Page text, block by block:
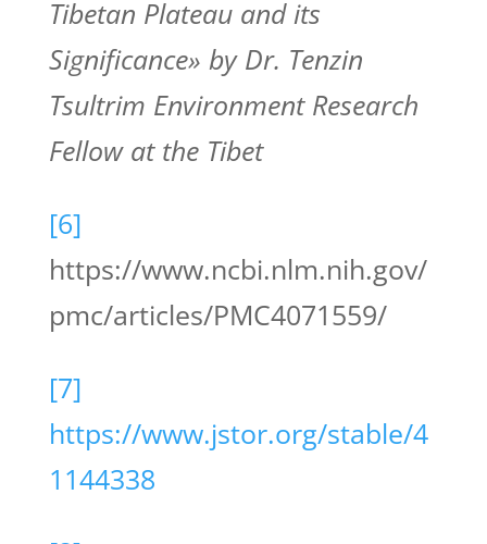
Tibetan Plateau and its
Significance» by Dr. Tenzin
Tsultrim Environment Research
Fellow at the Tibet
[6]
https://www.ncbi.nlm.nih.gov/
pmc/articles/PMC4071559/
[7]
https://www.jstor.org/stable/4
1144338